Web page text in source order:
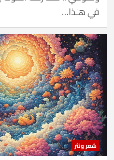
في هـٰذا…
شعر ونثر